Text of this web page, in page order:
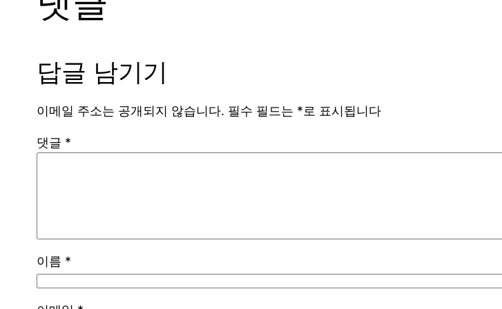
답글 남기기
이메일 주소는 공개되지 않습니다. 필수 필드는 *로 표시됩니다
댓글 *
이름 *